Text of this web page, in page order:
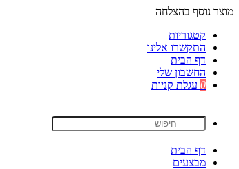
מוצר נוסף בהצלחה
קטגוריות
התקשרו אלינו
דף הבית
החשבון שלי
0 עגלת קניות
דף הבית
מבצעים